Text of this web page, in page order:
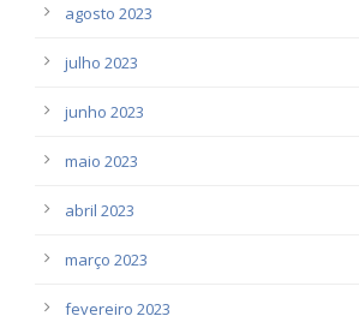
agosto 2023
julho 2023
junho 2023
maio 2023
abril 2023
março 2023
fevereiro 2023